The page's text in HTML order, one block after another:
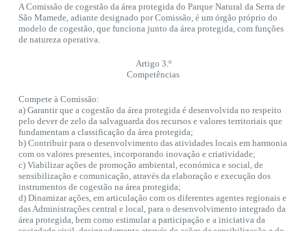
A Comissão de cogestão da área protegida do Parque Natural da Serra de
São Mamede, adiante designado por Comissão, é um órgão próprio do
modelo de cogestão, que funciona junto da área protegida, com funções
de natureza operativa.
Artigo 3.º
Competências
Compete à Comissão:
a) Garantir que a cogestão da área protegida é desenvolvida no respeito
pelo dever de zelo da salvaguarda dos recursos e valores territoriais que
fundamentam a classificação da área protegida;
b) Contribuir para o desenvolvimento das atividades locais em harmonia
com os valores presentes, incorporando inovação e criatividade;
c) Viabilizar ações de promoção ambiental, económica e social, de
sensibilização e comunicação, através da elaboração e execução dos
instrumentos de cogestão na área protegida;
d) Dinamizar ações, em articulação com os diferentes agentes regionais e
das Administrações central e local, para o desenvolvimento integrado da
área protegida, bem como estimular a participação e a iniciativa da